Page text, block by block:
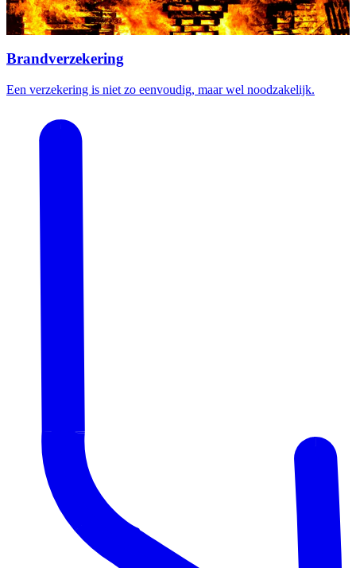
Brandverzekering
Een verzekering is niet zo eenvoudig, maar wel noodzakelijk.